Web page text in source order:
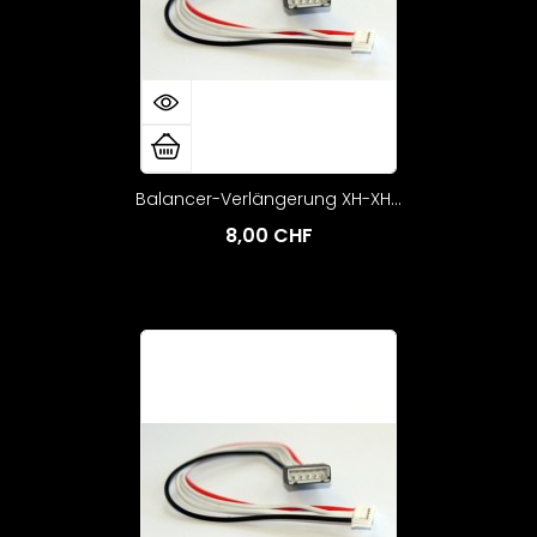
Balancer-Verlängerung XH-XH...
8,00 CHF